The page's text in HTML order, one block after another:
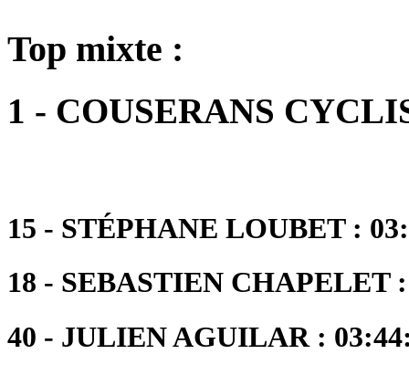
Top mixte :
1 - COUSERANS
15 - STÉPHANE LOUBET :
18 - SEBASTIEN CHAPELET
40 - JULIEN AGUILAR :